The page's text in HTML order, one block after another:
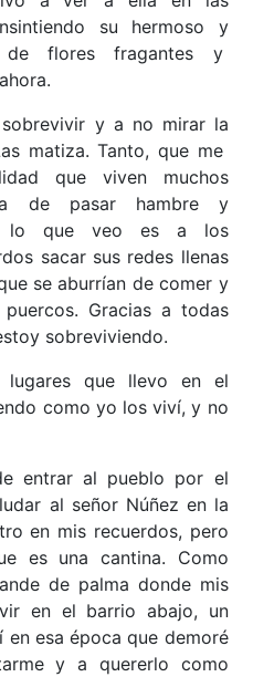
su hermoso y
de flores fragantes y
y a no mirar la
matiza. Tanto, que me
que viven muchos
de pasar hambre y
lo que veo es a los
sacar sus redes llenas
se aburrían de comer y
Gracias a todas
sobreviviendo.
que llevo en el
como yo los viví, y no
entrar al pueblo por el
al señor Núñez en la
en mis recuerdos, pero
es una cantina. Como
de palma donde mis
en el barrio abajo, un
esa época que demoré
y a quererlo como